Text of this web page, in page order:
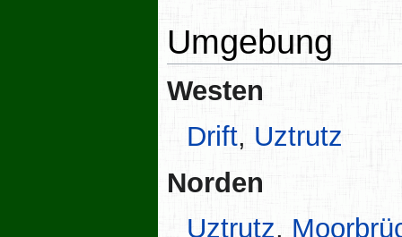
Umgebung
Westen
Drift, Uztrutz
Norden
Uztrutz,